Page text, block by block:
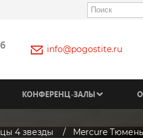
info@pogostite.ru
КОНФЕРЕНЦ-ЗАЛЫ
4 звезды Mercure Тюмень